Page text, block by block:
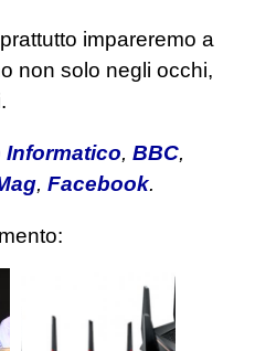
impareremo a
non solo negli occhi,
Informatico, BBC,
, Facebook.